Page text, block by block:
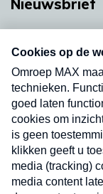
Nieuwsbrief
nieuwsbrief.
uw mailbox.